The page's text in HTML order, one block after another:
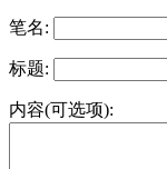
笔名:
标题:
内容(可选项):